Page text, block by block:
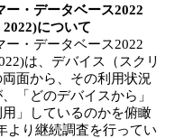
ー・データベース2022
について
ー・データベース2022
は、デバイス（スクリ
面から、その利用状況
「どのデバイスから」
用」しているのかを俯瞰
より継続調査を行ってい